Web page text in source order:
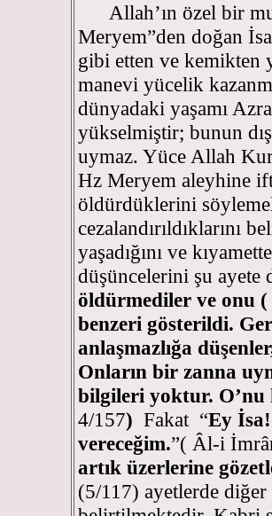
Allah’ın özel bir
Meryem”den doğan
gibi etten ve kemikten
manevi yücelik
dünyadaki yaşamı
yükselmiştir; bunun
uymaz. Yüce Allah
Hz Meryem aleyhine
öldürdüklerini
cezalandırıldıklarını
yaşadığını ve
düşüncelerini şu ayete
öldürmediler ve onu (
benzeri gösterildi.
anlaşmazlığa
Onların bir zanna
bilgileri yoktur. O’nu
4/157) Fakat “Ey
vereceğim.”( Âl-i
artık üzerlerine
(5/117) ayetlerde